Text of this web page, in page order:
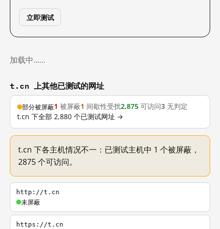
立即测试
加载中……
t.cn 上其他已测试的网址
部分被屏蔽1 被屏蔽1 间歇性受扰2,875 可访问3 无判定
t.cn 下全部 2,880 个已测试网址 →
t.cn 下各主机情况不一：已测试主机中 1 个被屏蔽，
2875 个可访问。
http://t.cn
未屏蔽
https://t.cn